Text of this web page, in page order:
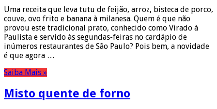
Uma receita que leva tutu de feijão, arroz, bisteca de porco,
couve, ovo frito e banana à milanesa. Quem é que não
provou este tradicional prato, conhecido como Virado à
Paulista e servido às segundas-feiras no cardápio de
inúmeros restaurantes de São Paulo? Pois bem, a novidade
é que agora …
Saiba Mais »
Misto quente de forno